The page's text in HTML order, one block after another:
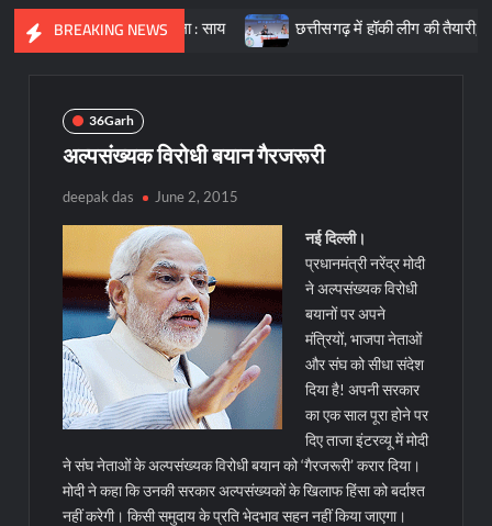
BREAKING NEWS
की आधारशिला : साय छत्तीसगढ़ में हॉकी लीग की तैयारी, क्रीड़ा
36Garh
अल्पसंख्यक विरोधी बयान गैरजरूरी
deepak das June 2, 2015
नई दिल्ली।
प्रधानमंत्री नरेंद्र मोदी
ने अल्पसंख्यक विरोधी
बयानों पर अपने
मंत्रियों, भाजपा नेताओं
और संघ को सीधा संदेश
दिया है! अपनी सरकार
का एक साल पूरा होने पर
दिए ताजा इंटरव्यू में मोदी
ने संघ नेताओं के अल्पसंख्यक विरोधी बयान को ‘गैरजरूरी’ करार दिया।
मोदी ने कहा कि उनकी सरकार अल्पसंख्यकों के खिलाफ हिंसा को बर्दाश्त
नहीं करेगी। किसी समुदाय के प्रति भेदभाव सहन नहीं किया जाएगा।